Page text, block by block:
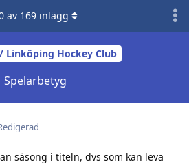
Linköping Hockey Club
Spelarbetyg
av 169inlägg
säsong i titeln, dvs som kan leva